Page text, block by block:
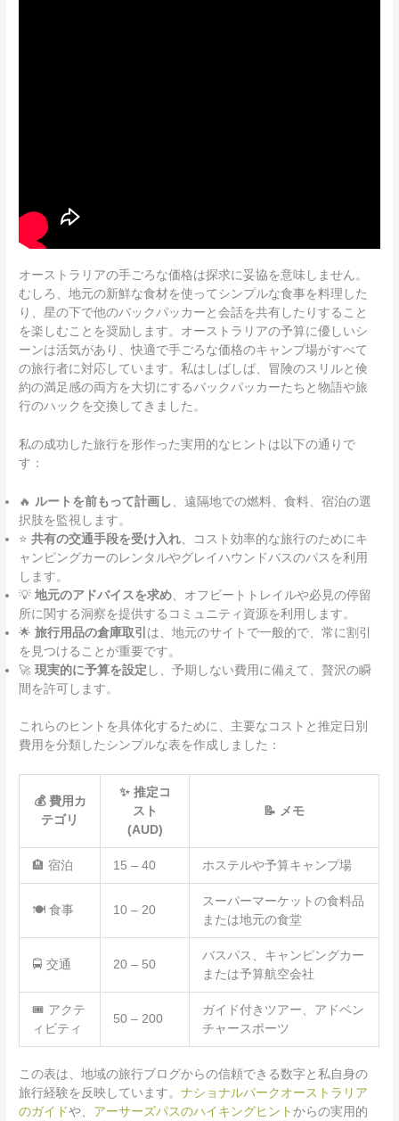
オーストラリアの手ごろな価格は探求に妥協を意味しません。
むしろ、地元の新鮮な食材を使ってシンプルな食事を料理した
り、星の下で他のバックパッカーと会話を共有したりすること
を楽しむことを奨励します。オーストラリアの予算に優しいシ
ーンは活気があり、快適で手ごろな価格のキャンプ場がすべて
の旅行者に対応しています。私はしばしば、冒険のスリルと倹
約の満足感の両方を大切にするバックパッカーたちと物語や旅
行のハックを交換してきました。
私の成功した旅行を形作った実用的なヒントは以下の通りで
す：
🔥ルートを前もって計画し 、遠隔地での燃料、食料、宿泊の選
択肢を監視します。
⭐共有の交通手段を受け入れ、コスト効率的な旅行のためにキ
ャンピングカーのレンタルやグレイハウンドバスのパスを利用
します。
💡地元のアドバイスを求め、オフビートトレイルや必見の停留
所に関する洞察を提供するコミュニティ資源を利用します。
🌟旅行用品の倉庫取引 は、地元のサイトで一般的で、常に割引
を見つけることが重要です。
🚀現実的に予算を設定 し、予期しない費用に備えて、贅沢の瞬
間を許可します。
これらのヒントを具体化するために、主要なコストと推定日別
費用を分類したシンプルな表を作成しました：
💰 費用カ
テゴリ
✨ 推定コ
スト
(AUD)
📝 メモ
🏨 宿泊 15 – 40 ホステルや予算キャンプ場
🍽️ 食事 10 – 20
スーパーマーケットの食料品
または地元の食堂
🚍 交通 20 – 50
バスパス、キャンピングカー
または予算航空会社
🎟️ アクテ
ィビティ
50 – 200
ガイド付きツアー、アドベン
チャースポーツ
この表は、地域の旅行ブログからの信頼できる数字と私自身の
旅行経験を反映しています。ナショナルパークオーストラリア
のガイドや、 アーサーズパスのハイキングヒントからの実用的